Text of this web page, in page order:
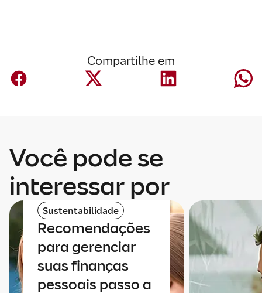
Compartilhe em
Você pode se
interessar por
Sustentabilidade
Recomendações
para gerenciar
suas finanças
pessoais passo a